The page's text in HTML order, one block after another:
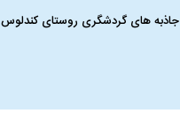
جاذبه های گردشگری روستای کندلوس